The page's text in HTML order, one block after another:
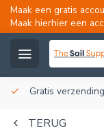
Maak een gratis
Maak hierhier een
Gratis
TERUG